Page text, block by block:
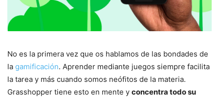
No es la primera vez que os hablamos de las bondades de
la gamificación. Aprender mediante juegos siempre facilita
la tarea y más cuando somos neófitos de la materia.
Grasshopper tiene esto en mente y concentra todo su